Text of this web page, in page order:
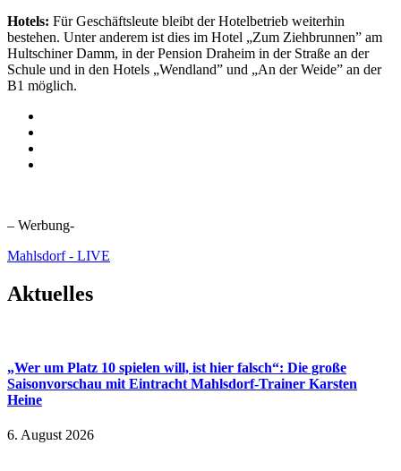
Hotels: Für Geschäftsleute bleibt der Hotelbetrieb weiterhin
bestehen. Unter anderem ist dies im Hotel „Zum Ziehbrunnen” am
Hultschiner Damm, in der Pension Draheim in der Straße an der
Schule und in den Hotels „Wendland” und „An der Weide” an der
B1 möglich.
– Werbung-
Mahlsdorf - LIVE
Aktuelles
„Wer um Platz 10 spielen will, ist hier falsch“: Die große
Saisonvorschau mit Eintracht Mahlsdorf-Trainer Karsten
Heine
6. August 2026